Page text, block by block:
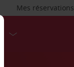
Mes réservations